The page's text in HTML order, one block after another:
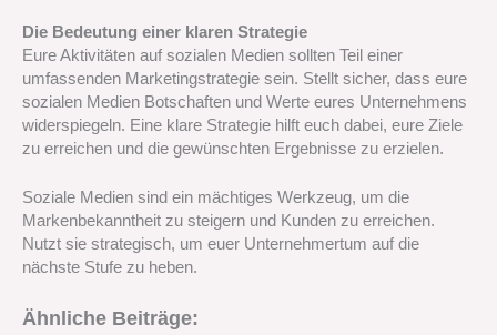
Die Bedeutung einer klaren Strategie
Eure Aktivitäten auf sozialen Medien sollten Teil einer
umfassenden Marketingstrategie sein. Stellt sicher, dass eure
sozialen Medien Botschaften und Werte eures Unternehmens
widerspiegeln. Eine klare Strategie hilft euch dabei, eure Ziele
zu erreichen und die gewünschten Ergebnisse zu erzielen.
Soziale Medien sind ein mächtiges Werkzeug, um die
Markenbekanntheit zu steigern und Kunden zu erreichen.
Nutzt sie strategisch, um euer Unternehmertum auf die
nächste Stufe zu heben.
Ähnliche Beiträge: